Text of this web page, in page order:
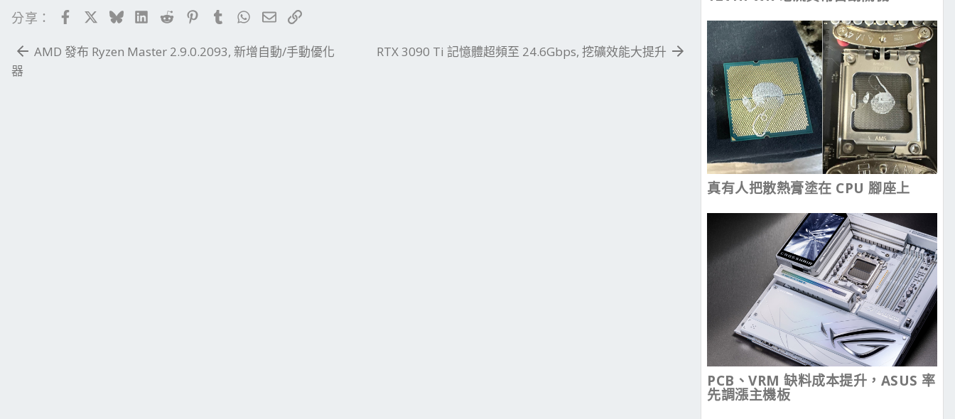
分享： FacebookBlueskyLinkedIn
RedditPinterestTumblrWhatsApp
電子郵件
連結
AMD 發布 Ryzen Master 2.9.0.2093, 新增自動/手動優化
器
RTX 3090 Ti 記憶體超頻至 24.6Gbps, 挖礦效能大提升
真有人把散熱膏塗在 CPU 腳座上
PCB、VRM 缺料成本提升，ASUS 率
先調漲主機板